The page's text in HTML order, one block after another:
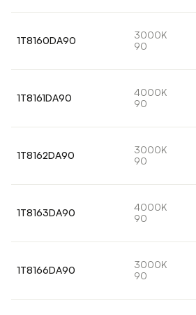
1T8160DA90
3000K
90
1T8161DA90
4000K
90
1T8162DA90
3000K
90
1T8163DA90
4000K
90
1T8166DA90
3000K
90